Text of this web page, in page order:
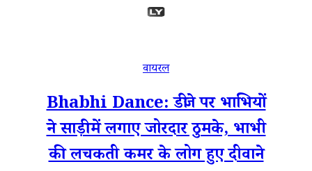
वायरल
Bhabhi Dance: डीजे पर भाभियों
ने साड़ी में लगाए जोरदार ठुमके, भाभी
की लचकती कमर के लोग हुए दीवाने